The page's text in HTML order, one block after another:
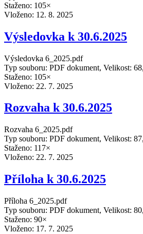
Staženo: 105×
Vloženo: 12. 8. 2025
Výsledovka k 30.6.2025
Výsledovka 6_2025.pdf
Typ souboru: PDF dokument, Velikost:
Staženo: 105×
Vloženo: 22. 7. 2025
Rozvaha k 30.6.2025
Rozvaha 6_2025.pdf
Typ souboru: PDF dokument, Velikost:
Staženo: 117×
Vloženo: 22. 7. 2025
Příloha k 30.6.2025
Příloha 6_2025.pdf
Typ souboru: PDF dokument, Velikost:
Staženo: 90×
Vloženo: 17. 7. 2025